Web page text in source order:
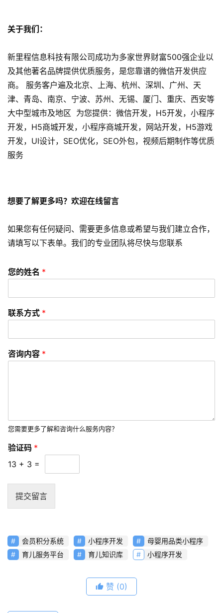
网
开
发
s
e
o
优
化
销
A
P
开
发
视
资
常
见
问
联
络
关于我们：
新里程信息科技有限公司成功为多家世界财富500强企业以
及其他著名品牌提供优质服务，是您靠谱的微信开发供应
商。 服务客户遍及北京、上海、杭州、深圳、广州、天
津、青岛、南京、宁波、苏州、无锡、厦门、重庆、西安等
大中型城市及地区 为您提供：微信开发，H5开发，小程序
开发，H5商城开发，小程序商城开发，网站开发，H5游戏
开发，UI设计，SEO优化，SEO外包，视频后期制作等优质
服务
想要了解更多吗？欢迎在线留言
如果您有任何疑问、需要更多信息或希望与我们建立合作，
请填写以下表单。我们的专业团队将尽快与您联系
您的姓名 *
联系方式 *
咨询内容 *
您需要更多了解和咨询什么服务内容？
验证码 *
13 + 3 =
提交留言
会员积分系统 小程序开发
母婴用品类小程序
育儿服务平台
育儿知识库 小程序开发
赞 (0)